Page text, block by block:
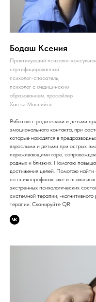
Бодаш Ксения
Практикующий психолог-
сертифицированный
психолог-спасатель,
психолог с медицинским
образованием, профайлер
Ханты-Мансийск
Работаю с родителями и детьми
эмоционального контакта, при
которые находятся в
взрослыми и детьми при острых
переживающими горе,
родных и близких. Помогаю
достижения целей. Помогаю найти
по психопрофилактике и
экстренных психологических
системной терапии; -
терапии. Сканируйте QR